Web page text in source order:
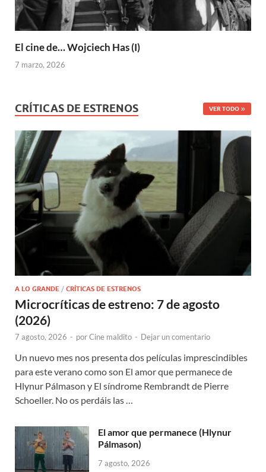
El cine de… Wojciech Has (I)
7 marzo, 2026
CRÍTICAS DE ESTRENOS VER TODO
A LO GRANDE / CRÍTICAS DE ESTRENOS
Microcríticas de estreno: 7 de agosto
(2026)
7 agosto, 2026 - porCine maldito - Dejar un comentario
Un nuevo mes nos presenta dos películas imprescindibles
para este verano como son El amor que permanece de
Hlynur Pálmason y El síndrome Rembrandt de Pierre
Schoeller. No os perdáis las …
El amor que permanece (Hlynur
Pálmason)
7 agosto, 2026